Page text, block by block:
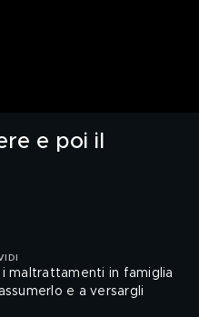
e poi il
maltrattamenti in famiglia
e a versargli